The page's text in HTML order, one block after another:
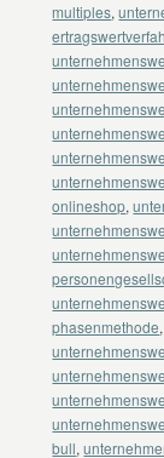
multiples,
onlineshop,
phasenmethode
bull,